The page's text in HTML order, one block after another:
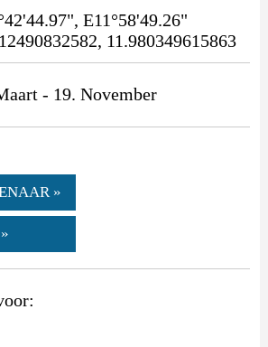
E11°58'49.26"
11.980349615863
- 19. November
»